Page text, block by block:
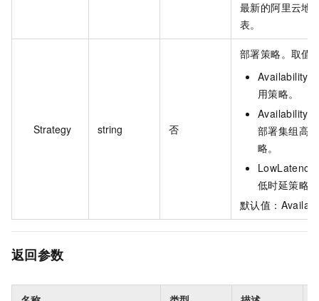
最新的阿里云地
表。
Strategy string 否
部署策略。取值
Availability
用策略。
部署集组高
略。
LowLatency
低时延策略。
默认值：
返回参数